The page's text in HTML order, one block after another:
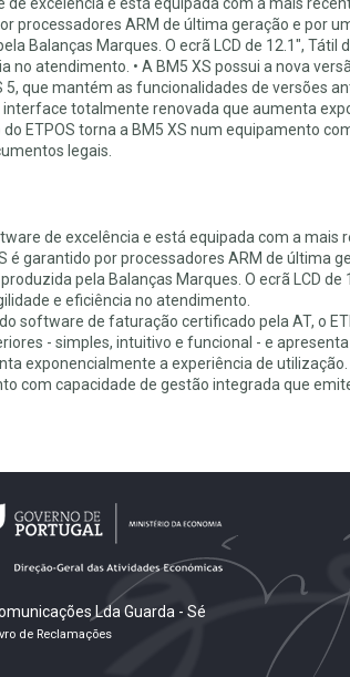
de excelência e está equipada com a mais
processadores ARM de última geração e por
Balanças Marques. O ecrã LCD de 12.1", Tátil
no atendimento. • A BM5 XS possui a nova
5, que mantém as funcionalidades de versões
totalmente renovada que aumenta
ETPOS torna a BM5 XS num equipamento
legais.
de excelência e está equipada com a mais
é garantido por processadores ARM de última
pela Balanças Marques. O ecrã LCD de
e eficiência no atendimento.
software de faturação certificado pela AT, o
- simples, intuitivo e funcional - e
exponencialmente a experiência de utilização.
com capacidade de gestão integrada que
Lda Guarda - Sé
de Reclamações